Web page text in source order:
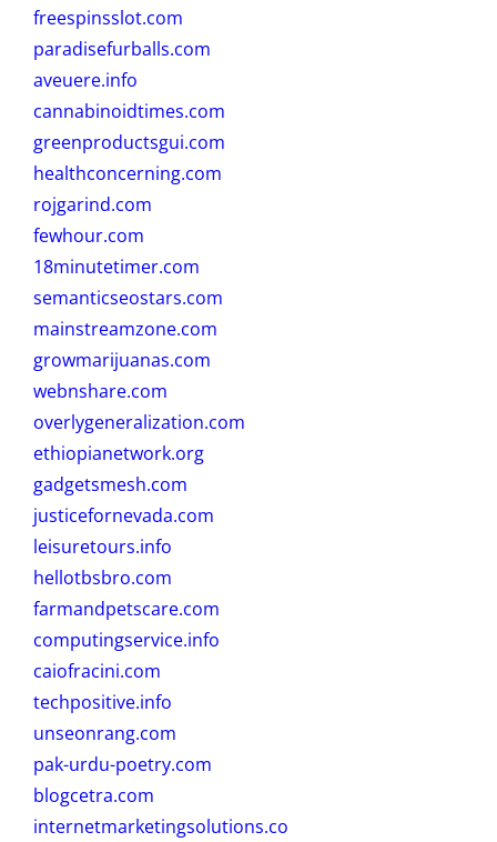
freespinsslot.com
paradisefurballs.com
aveuere.info
cannabinoidtimes.com
greenproductsgui.com
healthconcerning.com
rojgarind.com
fewhour.com
18minutetimer.com
semanticseostars.com
mainstreamzone.com
growmarijuanas.com
webnshare.com
overlygeneralization.com
ethiopianetwork.org
gadgetsmesh.com
justicefornevada.com
leisuretours.info
hellotbsbro.com
farmandpetscare.com
computingservice.info
caiofracini.com
techpositive.info
unseonrang.com
pak-urdu-poetry.com
blogcetra.com
internetmarketingsolutions.co